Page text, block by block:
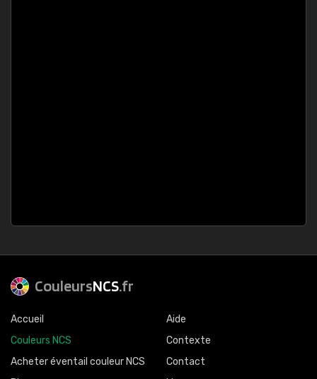
CouleursNCS.fr
Accueil
Couleurs NCS
Acheter éventail couleur NCS
Aide
Contexte
Contact